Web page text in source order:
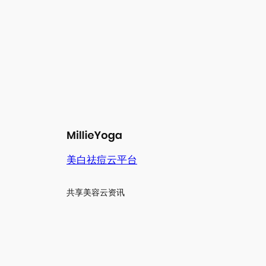
美白祛痘云平台
共享美容云资讯